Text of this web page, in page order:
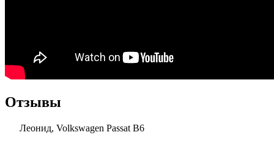
Отзывы
Леонид, Volkswagen Passat B6